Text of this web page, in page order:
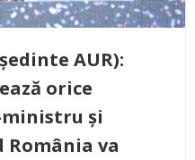
AUR):
orice
și
România va